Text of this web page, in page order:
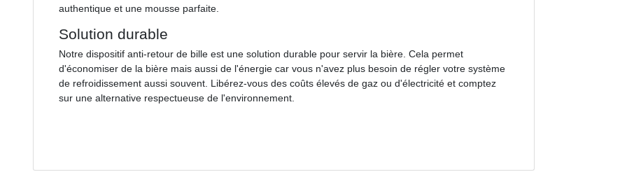
authentique et une mousse parfaite.
Solution durable
Notre dispositif anti-retour de bille est une solution durable pour servir la bière. Cela permet
d'économiser de la bière mais aussi de l'énergie car vous n'avez plus besoin de régler votre système
de refroidissement aussi souvent. Libérez-vous des coûts élevés de gaz ou d'électricité et comptez
sur une alternative respectueuse de l'environnement.